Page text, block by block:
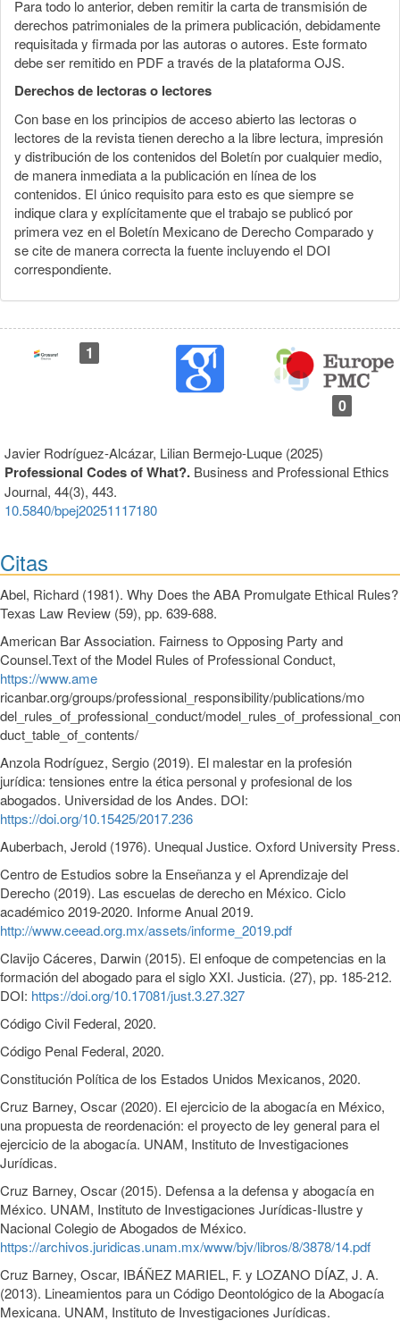
Para todo lo anterior, deben remitir la carta de transmisión de
derechos patrimoniales de la primera publicación, debidamente
requisitada y firmada por las autoras o autores. Este formato
debe ser remitido en PDF a través de la plataforma OJS.
Derechos de lectoras o lectores
Con base en los principios de acceso abierto las lectoras o
lectores de la revista tienen derecho a la libre lectura, impresión
y distribución de los contenidos del Boletín por cualquier medio,
de manera inmediata a la publicación en línea de los
contenidos. El único requisito para esto es que siempre se
indique clara y explícitamente que el trabajo se publicó por
primera vez en el Boletín Mexicano de Derecho Comparado y
se cite de manera correcta la fuente incluyendo el DOI
correspondiente.
1
0
Javier Rodríguez-Alcázar, Lilian Bermejo-Luque (2025)
Professional Codes of What?. Business and Professional Ethics
Journal, 44(3), 443.
10.5840/bpej20251117180
Citas
Abel, Richard (1981). Why Does the ABA Promulgate Ethical Rules?
Texas Law Review (59), pp. 639-688.
American Bar Association. Fairness to Opposing Party and
Counsel.Text of the Model Rules of Professional Conduct,
https://www.ame
ricanbar.org/groups/professional_responsibility/publications/mo
del_rules_of_professional_conduct/model_rules_of_professional_con
duct_table_of_contents/
Anzola Rodríguez, Sergio (2019). El malestar en la profesión
jurídica: tensiones entre la ética personal y profesional de los
abogados. Universidad de los Andes. DOI:
https://doi.org/10.15425/2017.236
Auberbach, Jerold (1976). Unequal Justice. Oxford University Press.
Centro de Estudios sobre la Enseñanza y el Aprendizaje del
Derecho (2019). Las escuelas de derecho en México. Ciclo
académico 2019-2020. Informe Anual 2019.
http://www.ceead.org.mx/assets/informe_2019.pdf
Clavijo Cáceres, Darwin (2015). El enfoque de competencias en la
formación del abogado para el siglo XXI. Justicia. (27), pp. 185-212.
DOI: https://doi.org/10.17081/just.3.27.327
Código Civil Federal, 2020.
Código Penal Federal, 2020.
Constitución Política de los Estados Unidos Mexicanos, 2020.
Cruz Barney, Oscar (2020). El ejercicio de la abogacía en México,
una propuesta de reordenación: el proyecto de ley general para el
ejercicio de la abogacía. UNAM, Instituto de Investigaciones
Jurídicas.
Cruz Barney, Oscar (2015). Defensa a la defensa y abogacía en
México. UNAM, Instituto de Investigaciones Jurídicas-Ilustre y
Nacional Colegio de Abogados de México.
https://archivos.juridicas.unam.mx/www/bjv/libros/8/3878/14.pdf
Cruz Barney, Oscar, IBÁÑEZ MARIEL, F. y LOZANO DÍAZ, J. A.
(2013). Lineamientos para un Código Deontológico de la Abogacía
Mexicana. UNAM, Instituto de Investigaciones Jurídicas.